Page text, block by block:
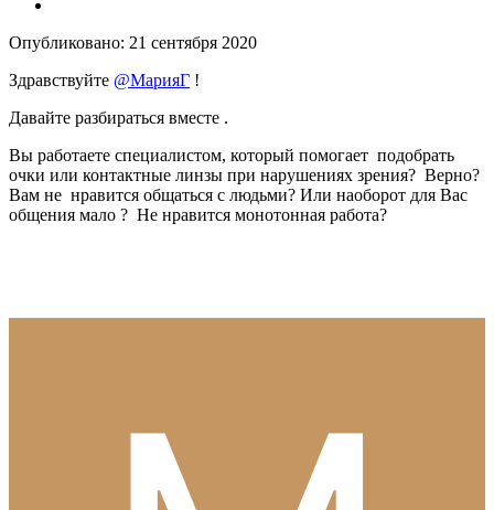
Опубликовано: 21 сентября 2020
Здравствуйте @МарияГ !
Давайте разбираться вместе .
Вы работаете специалистом, который помогает подобрать
очки или контактные линзы при нарушениях зрения? Верно?
Вам не нравится общаться с людьми? Или наоборот для Вас
общения мало ? Не нравится монотонная работа?